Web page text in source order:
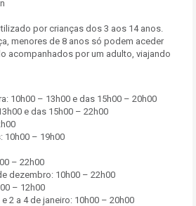
por crianças dos 3 aos 14 anos.
menores de 8 anos só podem aceder
acompanhados por um adulto, viajando
10h00 – 13h00 e das 15h00 – 20h00
e das 15h00 – 22h00
10h00 – 19h00
– 22h00
dezembro: 10h00 – 22h00
– 12h00
2 a 4 de janeiro: 10h00 – 20h00